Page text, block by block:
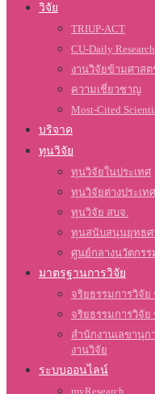
วิจัย
TRIUP-ACT
CU-Daily Research
งานวิจัยข้ามศาสต
ความเชี่ยวชาญ
Most-Cited
บริจาค
ทุนวิจัย
ทุนวิจัยในประเทศ
ทุนวิจัยต่างประเทศ
ทุนวิจัย สบจ.
ทุนสนับสนุนยุทธศ
ศูนย์กลางนวัตกรร
มาตรฐานการวิจัย
จริยธรรมการวิจัย
จริยธรรมการวิจัย
สำนักงานเลขานุ
งานวิจัย
ระบบออนไลน์
myResearch